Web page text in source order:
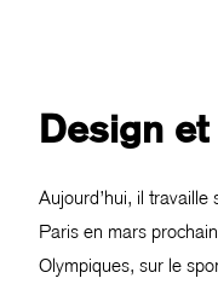
Design
Aujourd’hui, il
Paris en mars
Olympiques, sur le